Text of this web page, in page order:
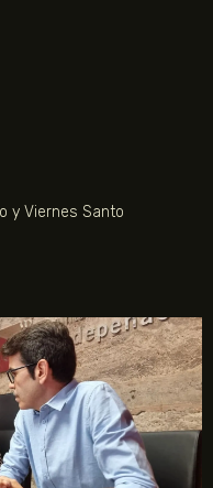
y Viernes Santo